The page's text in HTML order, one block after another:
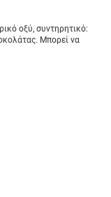
οξύ, συντηρητικό:
Μπορεί να